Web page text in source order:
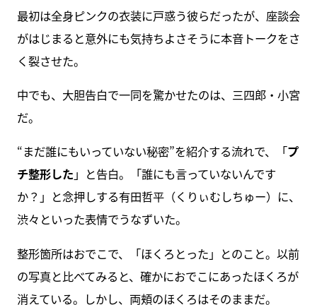
最初は全身ピンクの衣装に戸惑う彼らだったが、座談会
がはじまると意外にも気持ちよさそうに本音トークをさ
く裂させた。
中でも、大胆告白で一同を驚かせたのは、三四郎・小宮
だ。
“まだ誰にもいっていない秘密”を紹介する流れで、「プ
チ整形した 」と告白。「誰にも言っていないんです
か？」と念押しする有田哲平（くりぃむしちゅー）に、
渋々といった表情でうなずいた。
整形箇所はおでこで、「ほくろとった」とのこと。以前
の写真と比べてみると、確かにおでこにあったほくろが
消えている。しかし、両頬のほくろはそのままだ。